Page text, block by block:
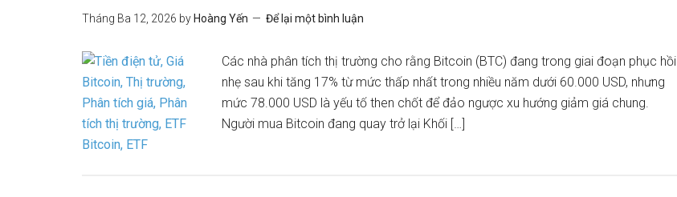
Tháng Ba 12, 2026 by Hoàng Yến Để lại một bình luận
Các nhà phân tích thị trường cho rằng Bitcoin (BTC) đang trong giai đoạn phục hồi
nhẹ sau khi tăng 17% từ mức thấp nhất trong nhiều năm dưới 60.000 USD, nhưng
mức 78.000 USD là yếu tố then chốt để đảo ngược xu hướng giảm giá chung.
Người mua Bitcoin đang quay trở lại Khối […]